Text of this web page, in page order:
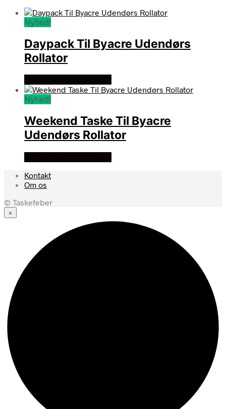
pris:
lav
Nyhed!
Daypack Til Byacre Udendørs
Rollator
Nyhed!
Weekend Taske Til Byacre
Udendørs Rollator
Kontakt
Om os
© Taskefeber
×